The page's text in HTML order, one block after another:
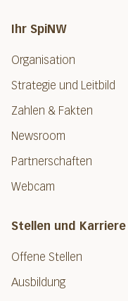
Ihr SpiNW
Organisation
Strategie und Leitbild
Zahlen & Fakten
Newsroom
Partnerschaften
Webcam
Stellen und Karriere
Offene Stellen
Ausbildung